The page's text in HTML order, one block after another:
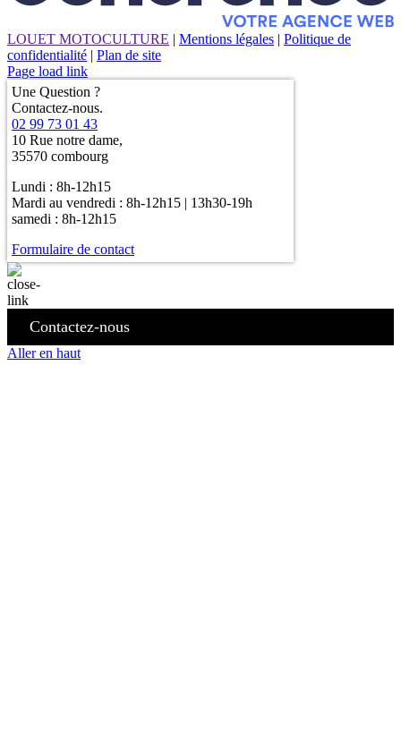
LOUET MOTOCULTURE | Mentions légales | Politique de
confidentialité | Plan de site
Page load link
Une Question ?
Contactez-nous.
02 99 73 01 43
10 Rue notre dame,
35570 combourg
Lundi : 8h-12h15
Mardi au vendredi : 8h-12h15 | 13h30-19h
samedi : 8h-12h15
Formulaire de contact
Contactez-nous
Aller en haut